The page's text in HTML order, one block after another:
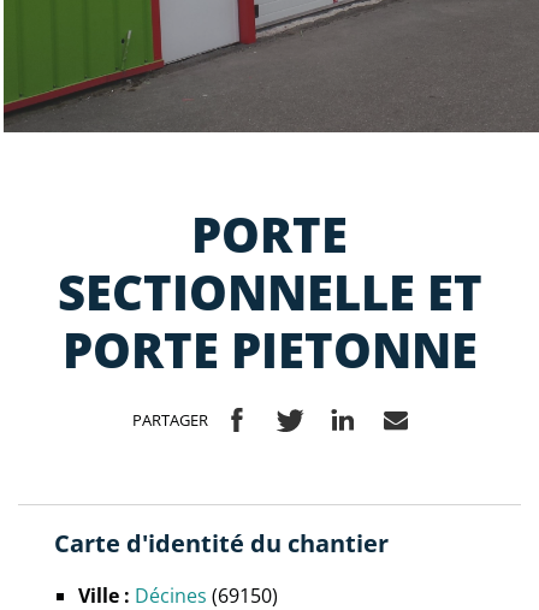
PORTE
SECTIONNELLE ET
PORTE PIETONNE
PARTAGER
Carte d'identité du chantier
Ville : Décines (69150)